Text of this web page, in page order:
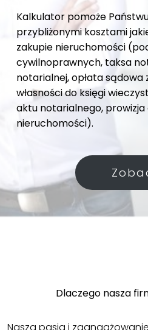
Kalkulator pomoże
przybliżonymi kosztami
zakupie nieruchomości
cywilnoprawnych, taksa
notarialnej, opłata sądowa
własności do księgi
aktu notarialnego, prowizja
nieruchomości).
Dlaczego nasza